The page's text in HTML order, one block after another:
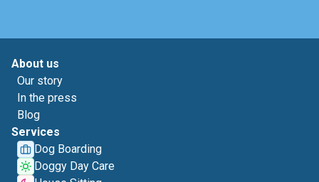
About us
Our story
In the press
Blog
Services
Dog Boarding
Doggy Day Care